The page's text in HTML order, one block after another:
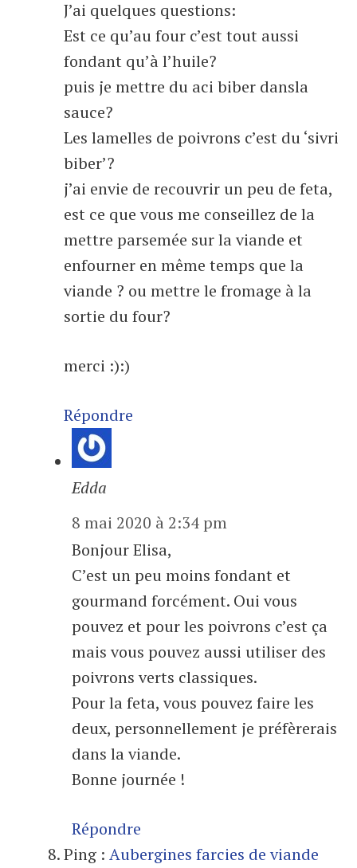
J’ai quelques questions:
Est ce qu’au four c’est tout aussi
fondant qu’à l’huile?
puis je mettre du aci biber dansla
sauce?
Les lamelles de poivrons c’est du ‘sivri
biber’?
j’ai envie de recouvrir un peu de feta,
est ce que vous me conseillez de la
mettre parsemée sur la viande et
enfourner en même temps que la
viande ? ou mettre le fromage à la
sortie du four?
merci :):)
Répondre
Edda
8 mai 2020 à 2:34 pm
Bonjour Elisa,
C’est un peu moins fondant et
gourmand forcément. Oui vous
pouvez et pour les poivrons c’est ça
mais vous pouvez aussi utiliser des
poivrons verts classiques.
Pour la feta, vous pouvez faire les
deux, personnellement je préfèrerais
dans la viande.
Bonne journée !
Répondre
Ping : Aubergines farcies de viande